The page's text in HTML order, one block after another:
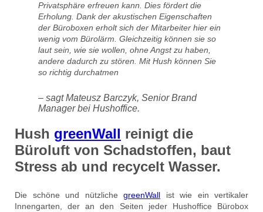
Privatsphäre erfreuen kann. Dies fördert die
Erholung. Dank der akustischen Eigenschaften
der Büroboxen erholt sich der Mitarbeiter hier ein
wenig vom Bürolärm. Gleichzeitig können sie so
laut sein, wie sie wollen, ohne Angst zu haben,
andere dadurch zu stören. Mit Hush können Sie
so richtig durchatmen
– sagt Mateusz Barczyk, Senior Brand
Manager bei Hushoffice.
Hush greenWall reinigt die
Büroluft von Schadstoffen, baut
Stress ab und recycelt Wasser.
Die schöne und nützliche greenWall ist wie ein vertikaler
Innengarten, der an den Seiten jeder Hushoffice Bürobox